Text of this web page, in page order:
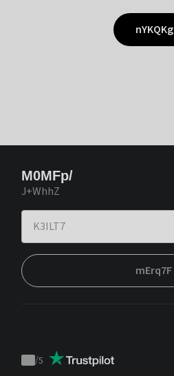
nYKQKg
M0MFp/
J+WhhZ
mErq7F
Trustpilot
/5